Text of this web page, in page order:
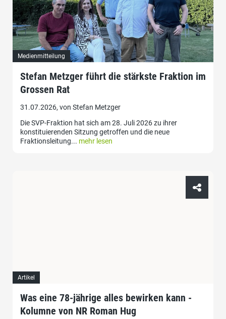
Medienmitteilung
Stefan Metzger führt die stärkste Fraktion im
Grossen Rat
31.07.2026, von Stefan Metzger
Die SVP-Fraktion hat sich am 28. Juli 2026 zu ihrer
konstituierenden Sitzung getroffen und die neue
Fraktionsleitung... mehr lesen
Artikel
Was eine 78-jährige alles bewirken kann -
Kolumne von NR Roman Hug